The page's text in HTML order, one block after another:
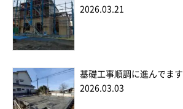
2026.03.21
基礎工事順調に進んでます
2026.03.03